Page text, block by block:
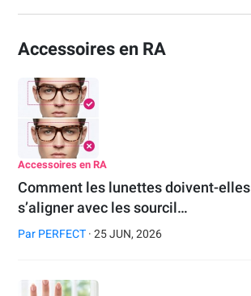
Accessoires en RA
Accessoires en RA
Comment les lunettes doivent-elles
s’aligner avec les sourcil…
Par PERFECT · 25 JUN, 2026